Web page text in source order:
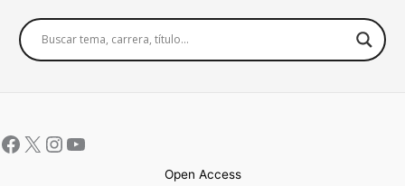
Open Access